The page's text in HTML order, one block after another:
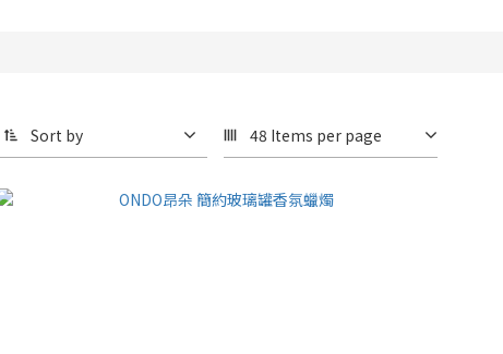
Sort by 48 Items per page